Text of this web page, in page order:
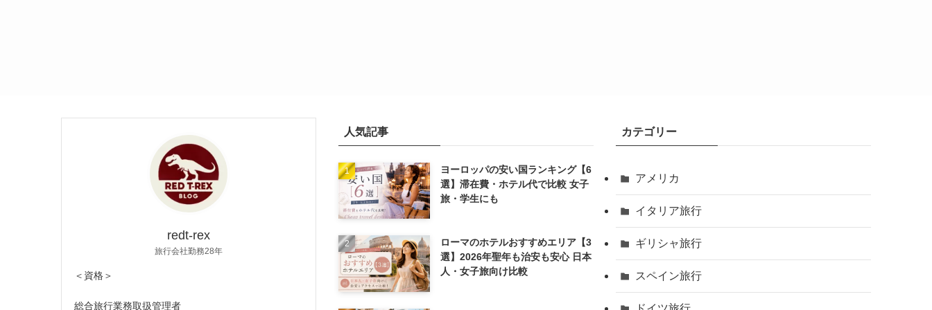
redt-rex
旅行会社勤務28年
＜資格＞
総合旅行業務取扱管理者
人気記事
ヨーロッパの安い国ランキング【6
選】滞在費・ホテル代で比較 女子
旅・学生にも
ローマのホテルおすすめエリア【3
選】2026年聖年も治安も安心 日本
人・女子旅向け比較
カテゴリー
アメリカ
イタリア旅行
ギリシャ旅行
スペイン旅行